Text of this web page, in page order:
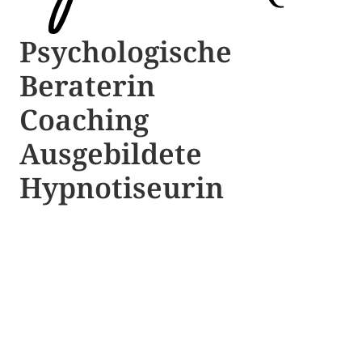
Psychologische ​​
Beraterin
Coaching
Ausgebildete​ ​
Hypnotiseurin